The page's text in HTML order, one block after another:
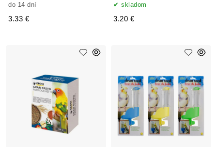
do 14 dní
3.33 €
skladom
3.20 €